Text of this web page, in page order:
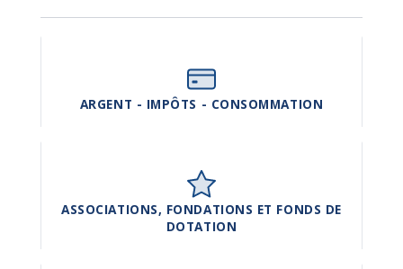
ARGENT - IMPÔTS - CONSOMMATION
ASSOCIATIONS, FONDATIONS ET FONDS DE
DOTATION